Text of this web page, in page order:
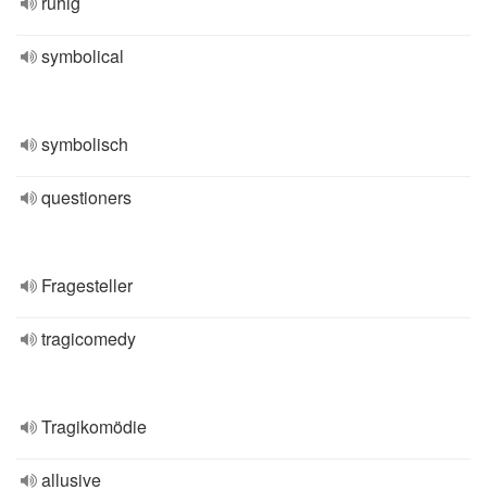
symbolical
symbolisch
questioners
Fragesteller
tragicomedy
Tragikomödie
allusive